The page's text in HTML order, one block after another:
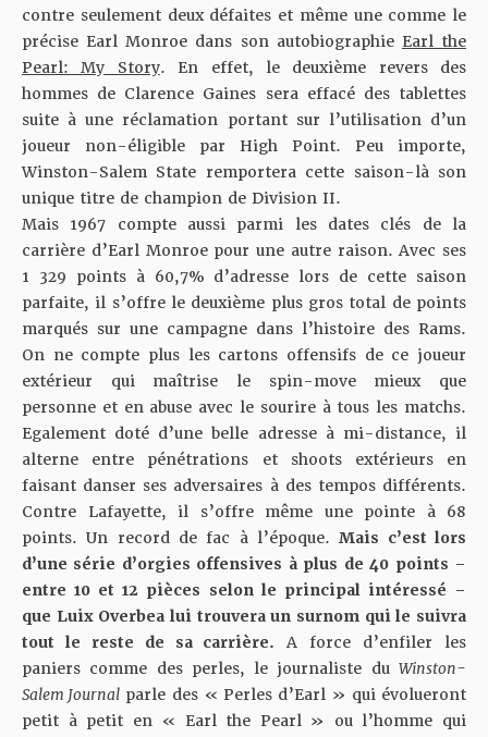
contre seulement deux défaites et même une comme le
précise Earl Monroe dans son autobiographie Earl the
Pearl: My Story. En effet, le deuxième revers des
hommes de Clarence Gaines sera effacé des tablettes
suite à une réclamation portant sur l’utilisation d’un
joueur non-éligible par High Point. Peu importe,
Winston-Salem State remportera cette saison-là son
unique titre de champion de Division II.
Mais 1967 compte aussi parmi les dates clés de la
carrière d’Earl Monroe pour une autre raison. Avec ses
1 329 points à 60,7% d’adresse lors de cette saison
parfaite, il s’offre le deuxième plus gros total de points
marqués sur une campagne dans l’histoire des Rams.
On ne compte plus les cartons offensifs de ce joueur
extérieur qui maîtrise le spin-move mieux que
personne et en abuse avec le sourire à tous les matchs.
Egalement doté d’une belle adresse à mi-distance, il
alterne entre pénétrations et shoots extérieurs en
faisant danser ses adversaires à des tempos différents.
Contre Lafayette, il s’offre même une pointe à 68
points. Un record de fac à l’époque.Mais c’est lors
d’une série d’orgies offensives à plus de 40 points –
entre 10 et 12 pièces selon le principal intéressé –
que Luix Overbea lui trouvera un surnom qui le suivra
tout le reste de sa carrière. A force d’enfiler les
paniers comme des perles, le journaliste du Winston-
Salem Journal parle des « Perles d’Earl » qui évolueront
petit à petit en « Earl the Pearl » ou l’homme qui